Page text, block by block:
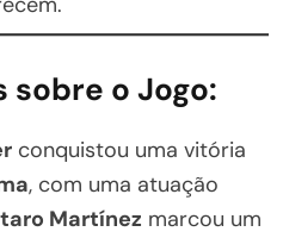
sobre o Jogo:
conquistou uma vitória
, com uma atuação
Martínez marcou um